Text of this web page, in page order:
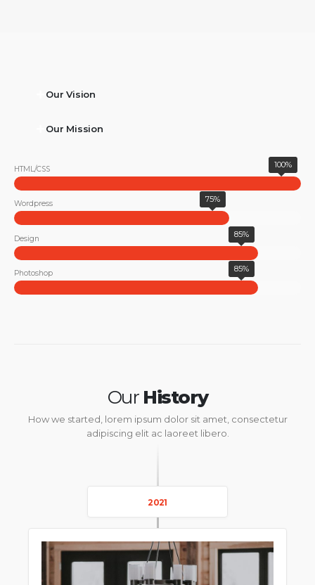
Our Vision
Our Mission
HTML/CSS 100%
Wordpress 75%
Design 85%
Photoshop 85%
Our History
How we started, lorem ipsum dolor sit amet, consectetur
adipiscing elit ac laoreet libero.
2021